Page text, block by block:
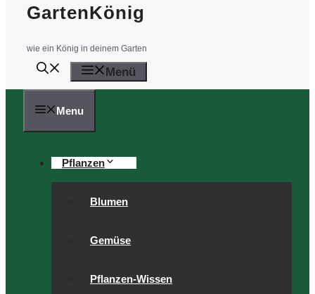
GartenKönig
wie ein König in deinem Garten
Menü
Menu
Pflanzen
Blumen
Gemüse
Pflanzen-Wissen